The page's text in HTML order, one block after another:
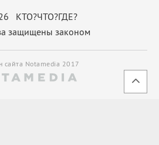
КТО?ЧТО?ГДЕ?
защищены законом
сайта Notamedia 2017